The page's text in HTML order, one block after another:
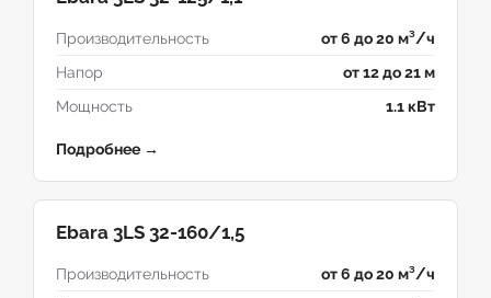
Производительность
от 6 до 20 м³/ч
Напор
от 12 до 21 м
Мощность
1.1 кВт
Подробнее →
Ebara 3LS 32-160/1,5
Производительность
от 6 до 20 м³/ч